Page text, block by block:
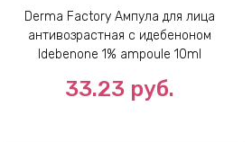
Derma Factory Ампула для лица
антивозрастная с идебеноном
Idebenone 1% ampoule 10ml
33.23 руб.